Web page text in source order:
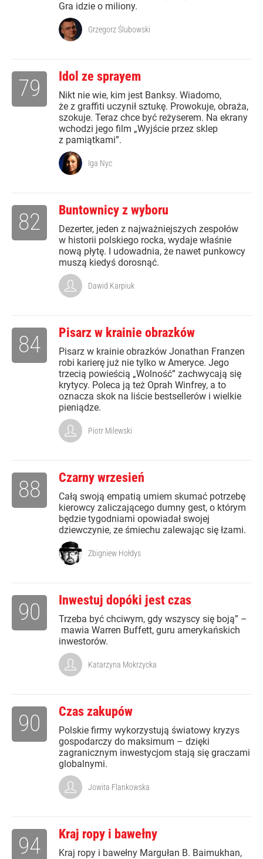
Gra idzie o miliony.
Grzegorz Ślubowski
Idol ze sprayem
Nikt nie wie, kim jest Banksy. Wiadomo,
że z graffiti uczynił sztukę. Prowokuje, obraża,
szokuje. Teraz chce być reżyserem. Na ekrany
wchodzi jego film „Wyjście przez sklep
z pamiątkami”.
79
Iga Nyc
Buntownicy z wyboru
Dezerter, jeden z najważniejszych zespołów
w historii polskiego rocka, wydaje właśnie
nową płytę. I udowadnia, że nawet punkowcy
muszą kiedyś dorosnąć.
82
Dawid Karpiuk
Pisarz w krainie obrazków
Pisarz w krainie obrazków Jonathan Franzen
robi karierę już nie tylko w Ameryce. Jego
trzecią powieścią „Wolność” zachwycają się
krytycy. Poleca ją też Oprah Winfrey, a to
oznacza skok na liście bestsellerów i wielkie
pieniądze.
84
Piotr Milewski
Czarny wrzesień
Całą swoją empatią umiem skumać potrzebę
kierowcy zaliczającego dumny gest, o którym
będzie tygodniami opowiadał swojej
dziewczynie, ze śmiechu zalewając się łzami.
88
Zbigniew Hołdys
Inwestuj dopóki jest czas
Trzeba być chciwym, gdy wszyscy się boją” –
mawia Warren Buffett, guru amerykańskich
inwestorów.
90
Katarzyna Mokrzycka
Czas zakupów
Polskie firmy wykorzystują światowy kryzys
gospodarczy do maksimum – dzięki
zagranicznym inwestycjom stają się graczami
globalnymi.
90
Jowita Flankowska
Kraj ropy i bawełny
Kraj ropy i bawełny Margułan B. Baimukhan,
94